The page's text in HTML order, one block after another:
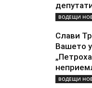
ВОДЕЩИ
Слави
Вашето
ВОДЕЩИ